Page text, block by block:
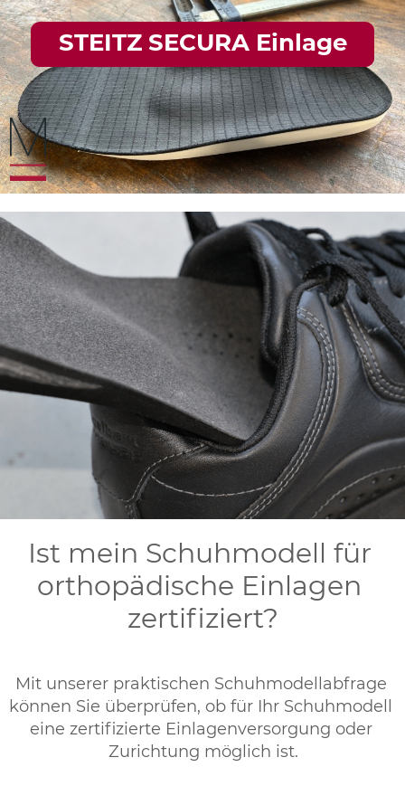
Ist mein Schuhmodell für
orthopädische Einlagen
zertifiziert?
Mit unserer praktischen Schuhmodellabfrage
können Sie überprüfen, ob für Ihr Schuhmodell
eine zertifizierte Einlagenversorgung oder
Zurichtung möglich ist.
STEITZ SECURA Einlage